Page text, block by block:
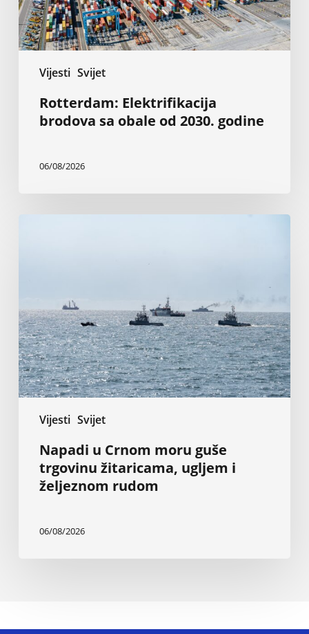
Vijesti Svijet
Rotterdam: Elektrifikacija
brodova sa obale od 2030. godine
06/08/2026
Vijesti Svijet
žitaricama,
ugljem
i
željeznom
rudom
Napadi u Crnom moru guše
trgovinu žitaricama, ugljem i
željeznom rudom
06/08/2026